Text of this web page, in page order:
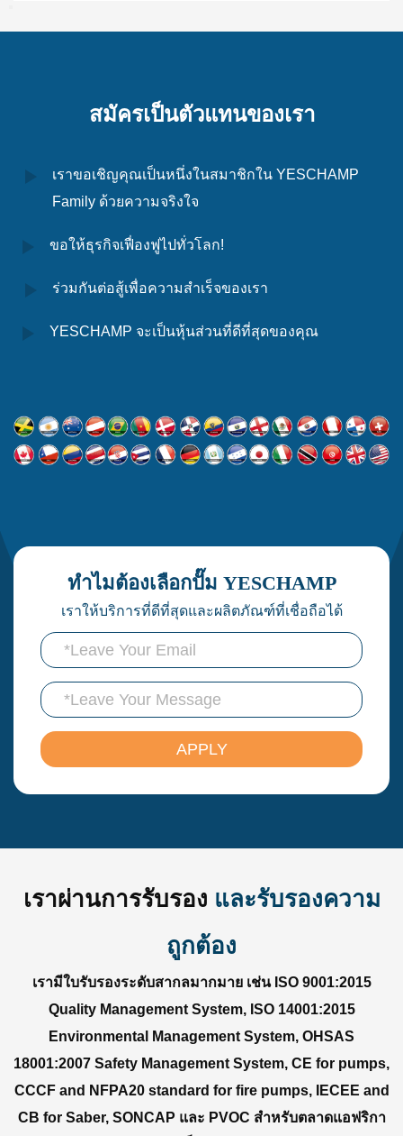
สมัครเป็นตัวแทนของเรา
เราขอเชิญคุณเป็นหนึ่งในสมาชิกใน YESCHAMP
Family ด้วยความจริงใจ
ขอให้ธุรกิจเฟื่องฟูไปทั่วโลก!
ร่วมกันต่อสู้เพื่อความสำเร็จของเรา
YESCHAMP จะเป็นหุ้นส่วนที่ดีที่สุดของคุณ
ทำไมต้องเลือกปั๊ม YESCHAMP
เราให้บริการที่ดีที่สุดและผลิตภัณฑ์ที่เชื่อถือได้
เราผ่านการรับรอง และรับรองความ
ถูกต้อง
เรามีใบรับรองระดับสากลมากมาย เช่น ISO 9001:2015
Quality Management System, ISO 14001:2015
Environmental Management System, OHSAS
18001:2007 Safety Management System, CE for pumps,
CCCF and NFPA20 standard for fire pumps, IECEE and
CB for Saber, SONCAP และ PVOC สำหรับตลาดแอฟริกา